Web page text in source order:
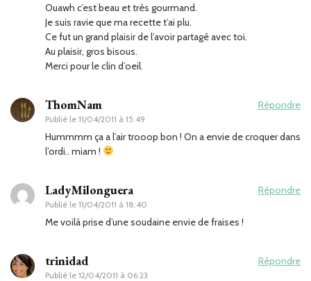
Ouawh c’est beau et très gourmand.
Je suis ravie que ma recette t’ai plu.
Ce fut un grand plaisir de l’avoir partagé avec toi.
Au plaisir, gros bisous.
Merci pour le clin d’oeil.
ThomNam
Publié le 11/04/2011 à 15:49
Répondre
Hummmm ça a l’air trooop bon ! On a envie de croquer dans
l’ordi.. miam !
LadyMilonguera
Publié le 11/04/2011 à 18:40
Répondre
Me voilà prise d’une soudaine envie de fraises !
trinidad
Publié le 12/04/2011 à 06:23
Répondre